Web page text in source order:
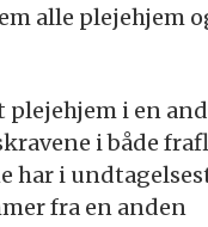
alle plejehjem
i en
i både
har i
fra en anden